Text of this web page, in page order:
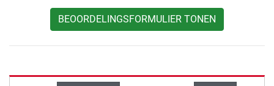
BEOORDELINGSFORMULIER TONEN